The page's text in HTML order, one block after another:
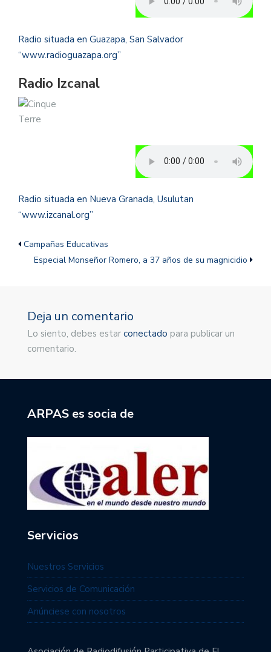
Radio situada en Guazapa, San Salvador
“www.radioguazapa.org”
Radio Izcanal
Radio situada en Nueva Granada, Usulutan
“www.izcanal.org”
Campañas Educativas
Especial Monseñor Romero, a 37 años de su magnicidio
Deja un comentario
Lo siento, debes estar conectado para publicar un
comentario.
ARPAS es socia de
Servicios
Nuestros Servicios
Servicios de Comunicación
Anúnciese con nosotros